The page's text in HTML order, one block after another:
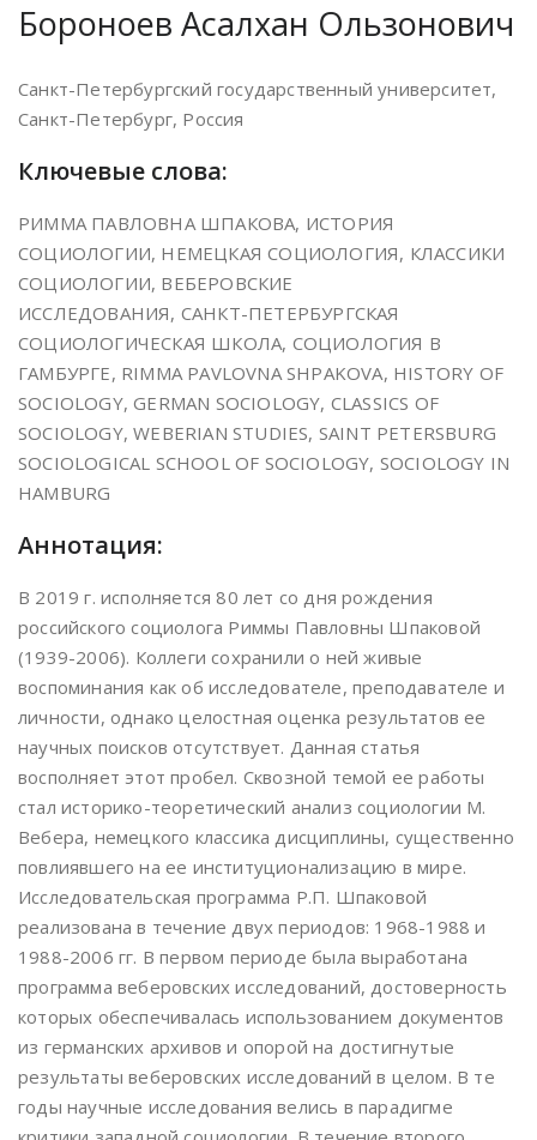
Бороноев Асалхан Ользонович
Санкт-Петербургский государственный университет,
Санкт-Петербург, Россия
Ключевые слова:
РИММА ПАВЛОВНА ШПАКОВА, ИСТОРИЯ
СОЦИОЛОГИИ, НЕМЕЦКАЯ СОЦИОЛОГИЯ, КЛАССИКИ
СОЦИОЛОГИИ, ВЕБЕРОВСКИЕ
ИССЛЕДОВАНИЯ, САНКТ-ПЕТЕРБУРГСКАЯ
СОЦИОЛОГИЧЕСКАЯ ШКОЛА, СОЦИОЛОГИЯ В
ГАМБУРГЕ, RIMMA PAVLOVNA SHPAKOVA, HISTORY OF
SOCIOLOGY, GERMAN SOCIOLOGY, CLASSICS OF
SOCIOLOGY, WEBERIAN STUDIES, SAINT PETERSBURG
SOCIOLOGICAL SCHOOL OF SOCIOLOGY, SOCIOLOGY IN
HAMBURG
Аннотация:
В 2019 г. исполняется 80 лет со дня рождения
российского социолога Риммы Павловны Шпаковой
(1939-2006). Коллеги сохранили о ней живые
воспоминания как об исследователе, преподавателе и
личности, однако целостная оценка результатов ее
научных поисков отсутствует. Данная статья
восполняет этот пробел. Сквозной темой ее работы
стал историко-теоретический анализ социологии М.
Вебера, немецкого классика дисциплины, существенно
повлиявшего на ее институционализацию в мире.
Исследовательская программа Р.П. Шпаковой
реализована в течение двух периодов: 1968-1988 и
1988-2006 гг. В первом периоде была выработана
программа веберовских исследований, достоверность
которых обеспечивалась использованием документов
из германских архивов и опорой на достигнутые
результаты веберовских исследований в целом. В те
годы научные исследования велись в парадигме